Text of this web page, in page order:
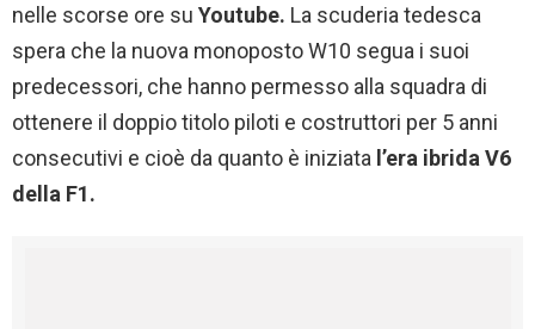
nelle scorse ore su Youtube. La scuderia tedesca
spera che la nuova monoposto W10 segua i suoi
predecessori, che hanno permesso alla squadra di
ottenere il doppio titolo piloti e costruttori per 5 anni
consecutivi e cioè da quanto è iniziata l’era ibrida V6
della F1.